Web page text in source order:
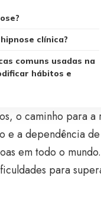
clínica?
comuns usadas na
hábitos e
o caminho para
e a dependência
em todo o
para